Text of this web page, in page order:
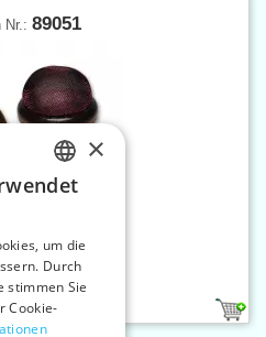
Nr.: 89051
- Holz
CZECH
ENGLISH
×
um die
Durch
stimmen Sie
Cookie-